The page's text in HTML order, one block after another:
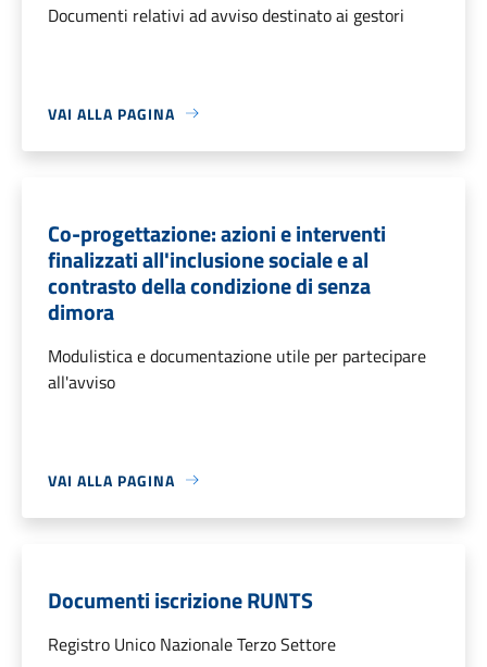
Documenti relativi ad avviso destinato ai gestori
VAI ALLA PAGINA
Co-progettazione: azioni e interventi
finalizzati all'inclusione sociale e al
contrasto della condizione di senza
dimora
Modulistica e documentazione utile per partecipare
all'avviso
VAI ALLA PAGINA
Documenti iscrizione RUNTS
Registro Unico Nazionale Terzo Settore